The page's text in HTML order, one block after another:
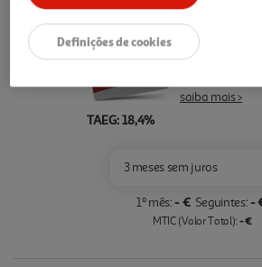
Opções de
TAEG: 18,4%
Pague com o seu
Cartão
saiba mais >
3 meses sem juros
1º mês:- € Seguintes:-
MTIC (Valor Total):- €
Definições de cookies